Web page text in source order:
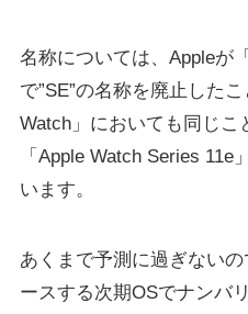
名称については、Appleが
で”SE”の名称を廃止した
Watch」においても同じこ
「Apple Watch Series
います。
あくまで予測に過ぎない
ースする次期OSでナンバ